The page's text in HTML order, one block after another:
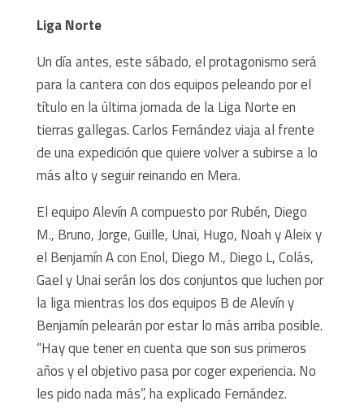
Liga Norte
Un día antes, este sábado, el protagonismo será
para la cantera con dos equipos peleando por el
título en la última jornada de la Liga Norte en
tierras gallegas. Carlos Fernández viaja al frente
de una expedición que quiere volver a subirse a lo
más alto y seguir reinando en Mera.
El equipo Alevín A compuesto por Rubén, Diego
M., Bruno, Jorge, Guille, Unai, Hugo, Noah y Aleix y
el Benjamín A con Enol, Diego M., Diego L, Colás,
Gael y Unai serán los dos conjuntos que luchen por
la liga mientras los dos equipos B de Alevín y
Benjamín pelearán por estar lo más arriba posible.
“Hay que tener en cuenta que son sus primeros
años y el objetivo pasa por coger experiencia. No
les pido nada más”, ha explicado Fernández.